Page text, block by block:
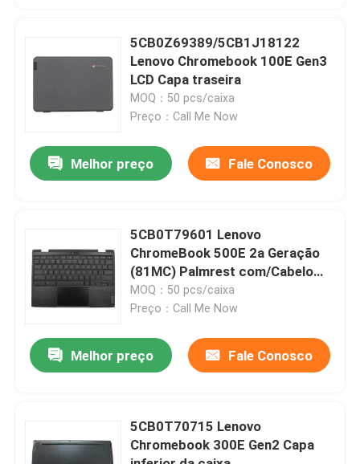
Sobre nós
Controle da qualidade
Contacte-nos
Peça umas citações
Substituição do painel LCD de Dell
5CB0Z69389/5CB1J18122
Lenovo Chromebook 100E Gen3
LCD Capa traseira
MOQ：50 pcs/caixa
Preço：Call Me Now
Melhor preço Fale Conosco
5CB0T79601 Lenovo
ChromeBook 500E 2a Geração
(81MC) Palmrest com/Cabelo
Touchpad do teclado
MOQ：50 pcs/caixa
Preço：Call Me Now
Melhor preço Fale Conosco
5CB0T70715 Lenovo
Chromebook 300E Gen2 Capa